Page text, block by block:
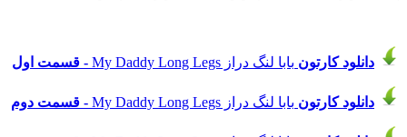
دانلود کارتون بابا لنگ دراز My Daddy Long Legs - قسمت اول
دانلود کارتون بابا لنگ دراز My Daddy Long Legs - قسمت دوم